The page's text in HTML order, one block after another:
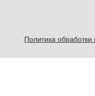
Политика